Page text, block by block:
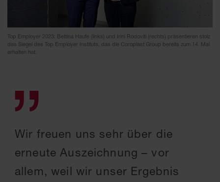
Top Employer 2023: Bettina Haufe (links) und Irini Rodoviti (rechts) präsentieren stolz
das Siegel des Top Employer Instituts, das die Coroplast Group bereits zum 14. Mal
erhalten hat.
Wir freuen uns sehr über die
erneute Auszeichnung – vor
allem, weil wir unser Ergebnis